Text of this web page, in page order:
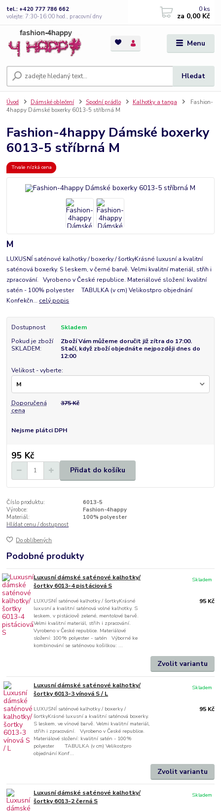
Menu
Hledat
tel.: +420 777 786 662
volejte: 7:30-16:00 hod., pracovní dny
0 ks
za 0,00 Kč
Úvod Dámské oblečení Spodní prádlo Kalhotky a tanga
Fashion-
4happy Dámské boxerky 6013-5 stříbrná M
Fashion-4happy Dámské boxerky
6013-5 stříbrná M
Trvale nízká cena
M
LUXUSNÍ saténové kalhotky / boxerky / šortkyKrásné luxusní a kvalitní
saténová boxerky. S leskem, v černé barvě. Velmi kvalitní materiál, střih i
zpracování. Vyrobeno v České republice. Materiálové složení: kvalitní
satén - 100% polyester TABULKA (v cm) Velikostpro objednání
Konfekčn... celý popis
Dostupnost
Skladem
Pokud je zboží
SKLADEM:
Zboží Vám můžeme doručit již zítra do 17:00.
Stačí, když zboží objednáte nejpozději dnes do
12:00
Velikost - vyberte:
Doporučená
cena
375 Kč
Nejsme plátci DPH
95 Kč
Přidat do košíku
Číslo produktu:
6013-5
Výrobce:
Fashion-4happy
Materiál:
100% polyester
Hlídat cenu / dostupnost
Do oblíbených
Podobné produkty
Luxusní dámské saténové kalhotky/
šortky 6013-4 pistáciová S
LUXUSNÍ saténové kalhotky / šortkyKrásné
luxusní a kvalitní saténová volné kalhotky. S
leskem, v pistáciově zelené, mentolové barvě.
Velmi kvalitní materiál, střih i zpracování.
Vyrobeno v České republice. Materiálové
složení: 100% polyester - satén Výborné ke
kombinování se saténovou košilkou: ...
95 Kč
Skladem
Zvolit variantu
Luxusní dámské saténové kalhotky/
šortky 6013-3 vínová S / L
LUXUSNÍ saténové kalhotky / boxerky /
šortkyKrásné luxusní a kvalitní saténová boxerky.
S leskem, ve vínové barvě. Velmi kvalitní materiál,
střih i zpracování. Vyrobeno v České republice.
Materiálové složení: kvalitní satén - 100%
polyester TABULKA (v cm) Velikostpro
objednání Konf...
95 Kč
Skladem
Zvolit variantu
Luxusní dámské saténové kalhotky/
šortky 6013-2 černá S
Skladem